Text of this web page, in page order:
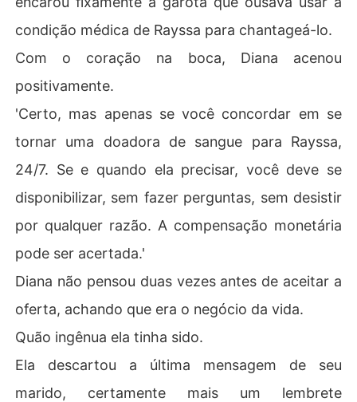
condição médica de Rayssa para chantageá-lo.
Com o coração na boca, Diana acenou
positivamente.
'Certo, mas apenas se você concordar em se
tornar uma doadora de sangue para Rayssa,
24/7. Se e quando ela precisar, você deve se
disponibilizar, sem fazer perguntas, sem desistir
por qualquer razão. A compensação monetária
pode ser acertada.'
Diana não pensou duas vezes antes de aceitar a
oferta, achando que era o negócio da vida.
Quão ingênua ela tinha sido.
Ela descartou a última mensagem de seu
marido, certamente mais um lembrete